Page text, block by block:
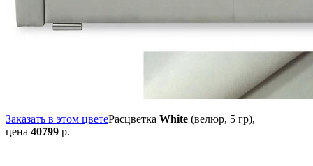
Заказать в этом цветеРасцветка White (велюр, 5 гр),
цена 40799 р.